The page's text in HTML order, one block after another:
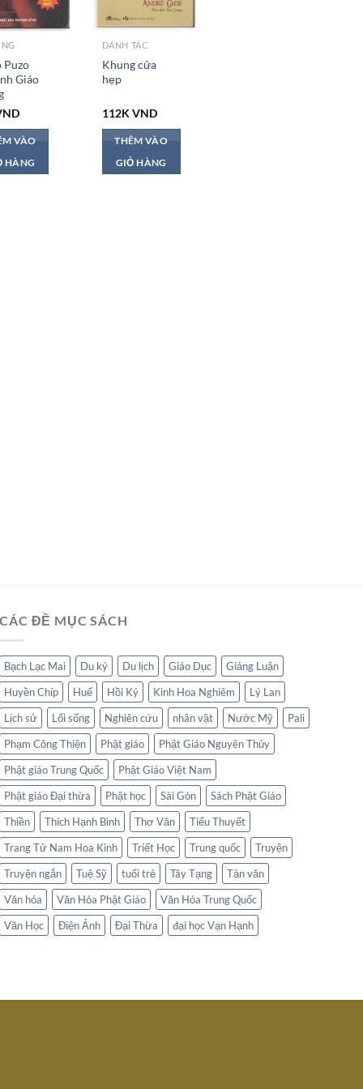
Giáo
VÀO
HÀNG
DANH TÁC
Khung cửa
hẹp
112KVND
THÊM VÀO
GIỎ HÀNG
CÁC ĐỀ MỤC SÁCH
Bạch Lạc Mai Du ký Du lịch Giáo Dục
Giảng Luận
Huyền Chíp
Huế Hồi Ký Kinh Hoa Nghiêm
Lý Lan
Lịch sử
Lối sống Nghiên cứu nhân vật Nước Mỹ
Pali
Phạm Công Thiện
Phật giáo
Phật Giáo Nguyên Thủy
Phật giáo Trung Quốc
Phật Giáo Việt Nam
Phật giáo Đại thừa
Phật học Sài Gòn
Sách Phật Giáo
Thiền
Thích Hạnh Bình Thơ Văn
Tiểu Thuyết
Trang Tử Nam Hoa Kinh
Triết Học Trung quốc
Truyện
Truyện ngắn
Tuệ Sỹ tuổi trẻ Tây Tạng
Tản văn
Văn hóa
Văn Hóa Phật Giáo
Văn Hóa Trung Quốc
Văn Học
Điện Ảnh Đại Thừa đại học Vạn Hạnh